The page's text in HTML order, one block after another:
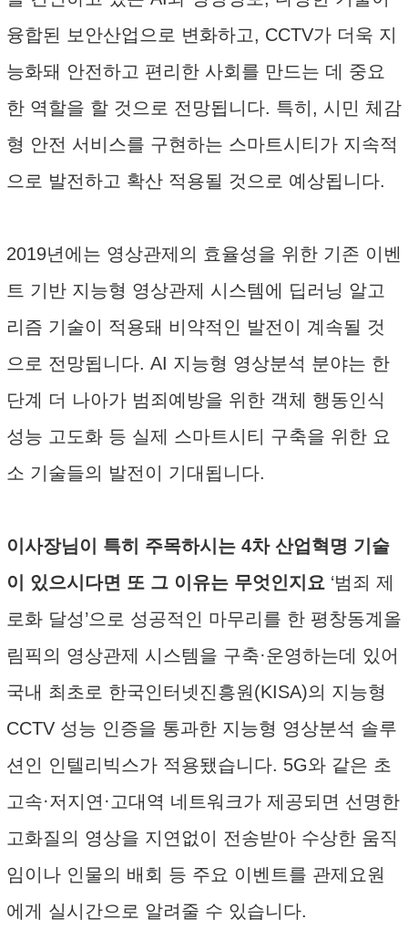
융합된 보안산업으로 변화하고, CCTV가 더욱 지
능화돼 안전하고 편리한 사회를 만드는 데 중요
한 역할을 할 것으로 전망됩니다. 특히, 시민 체감
형 안전 서비스를 구현하는 스마트시티가 지속적
으로 발전하고 확산 적용될 것으로 예상됩니다.
2019년에는 영상관제의 효율성을 위한 기존 이벤
트 기반 지능형 영상관제 시스템에 딥러닝 알고
리즘 기술이 적용돼 비약적인 발전이 계속될 것
으로 전망됩니다. AI 지능형 영상분석 분야는 한
단계 더 나아가 범죄예방을 위한 객체 행동인식
성능 고도화 등 실제 스마트시티 구축을 위한 요
소 기술들의 발전이 기대됩니다.
이사장님이 특히 주목하시는 4차 산업혁명 기술
이 있으시다면 또 그 이유는 무엇인지요 ‘범죄 제
로화 달성’으로 성공적인 마무리를 한 평창동계올
림픽의 영상관제 시스템을 구축·운영하는데 있어
국내 최초로 한국인터넷진흥원(KISA)의 지능형
CCTV 성능 인증을 통과한 지능형 영상분석 솔루
션인 인텔리빅스가 적용됐습니다. 5G와 같은 초
고속·저지연·고대역 네트워크가 제공되면 선명한
고화질의 영상을 지연없이 전송받아 수상한 움직
임이나 인물의 배회 등 주요 이벤트를 관제요원
에게 실시간으로 알려줄 수 있습니다.